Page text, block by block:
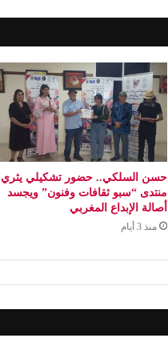
حسن السلكي.. حضور تشكيلي يثري
منتدى “سبو ثقافات وفنون” ويجسد
أصالة الإبداع المغربي
منذ 3 أيام